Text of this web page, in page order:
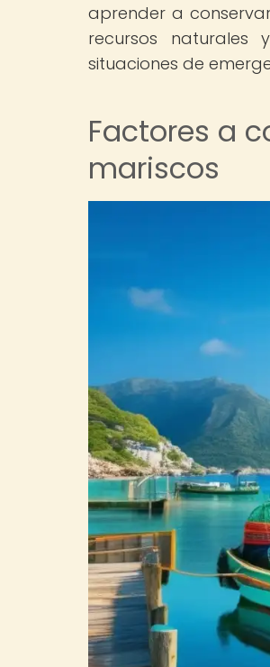
aprender a
recursos naturales
situaciones de
Factores a
mariscos